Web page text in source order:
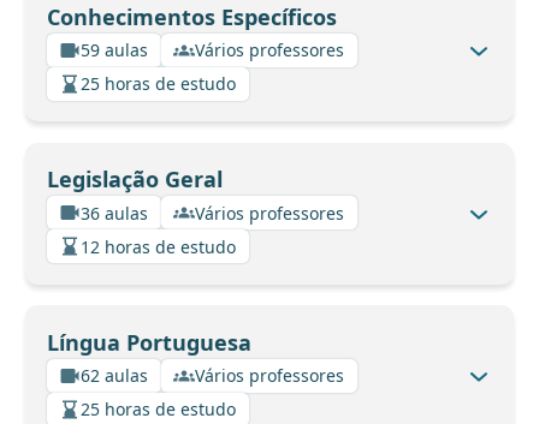
Conhecimentos Específicos
59 aulas
Vários professores
25 horas de estudo
Legislação Geral
36 aulas
Vários professores
12 horas de estudo
Língua Portuguesa
62 aulas
Vários professores
25 horas de estudo